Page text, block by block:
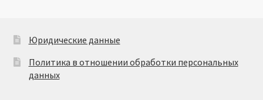
Юридические данные
Политика в отношении обработки персональных
данных